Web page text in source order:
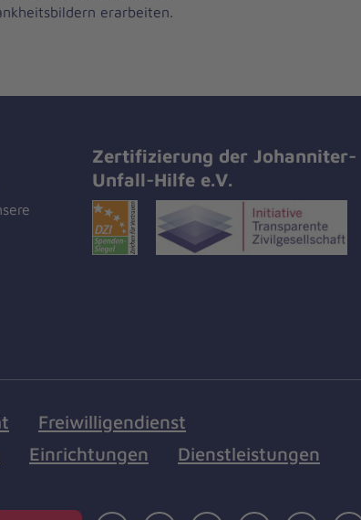
erarbeiten.
Zertifizierung der Johanniter-
Unfall-Hilfe e.V.
Freiwilligendienst
Einrichtungen Dienstleistungen